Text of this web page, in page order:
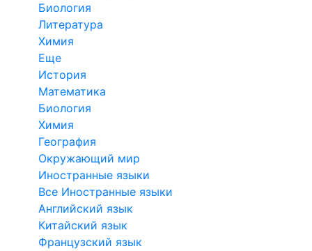
Биология
Литература
Химия
Еще
История
Математика
Биология
Химия
География
Окружающий мир
Иностранные языки
Все Иностранные языки
Английский язык
Китайский язык
Французский язык